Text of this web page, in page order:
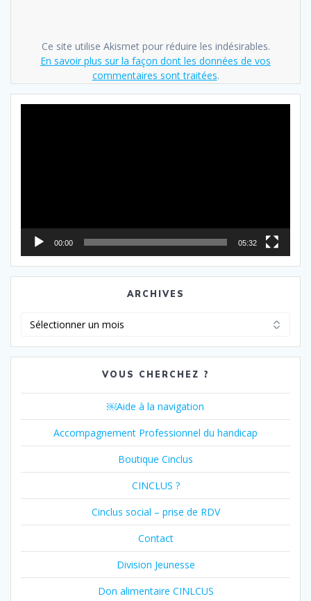
Ce site utilise Akismet pour réduire les indésirables.
En savoir plus sur la façon dont les données de vos
commentaires sont traitées.
00:00 05:32
ARCHIVES
VOUS CHERCHEZ ?
￼Aide à la navigation
Accompagnement Professionnel du handicap
Boutique Cinclus
CINCLUS ?
Cinclus social – prise de RDV
Contact
Division Jeunesse
Don alimentaire CINLCUS